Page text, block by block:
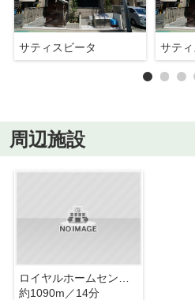
サティスビータ サテ
周辺施設
約1090m／14分